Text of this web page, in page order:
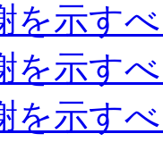
を示す
を示す
を示す